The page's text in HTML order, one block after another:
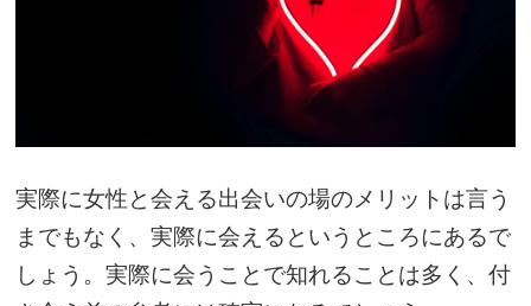
実際に女性と会える出会いの場のメリットは言う
までもなく、実際に会えるというところにあるで
しょう。実際に会うことで知れることは多く、付